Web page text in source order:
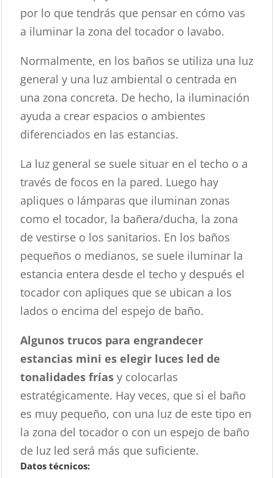
por lo que tendrás que pensar en cómo vas
a iluminar la zona del tocador o lavabo.
Normalmente, en los baños se utiliza una luz
general y una luz ambiental o centrada en
una zona concreta. De hecho, la iluminación
ayuda a crear espacios o ambientes
diferenciados en las estancias.
La luz general se suele situar en el techo o a
través de focos en la pared. Luego hay
apliques o lámparas que iluminan zonas
como el tocador, la bañera/ducha, la zona
de vestirse o los sanitarios. En los baños
pequeños o medianos, se suele iluminar la
estancia entera desde el techo y después el
tocador con apliques que se ubican a los
lados o encima del espejo de baño.
Algunos trucos para engrandecer
estancias mini es elegir luces led de
tonalidades frías y colocarlas
estratégicamente. Hay veces, que si el baño
es muy pequeño, con una luz de este tipo en
la zona del tocador o con un espejo de baño
de luz led será más que suficiente.
Datos técnicos: